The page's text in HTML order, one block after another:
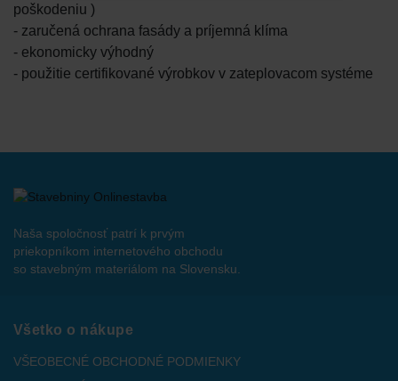
poškodeniu )
- zaručená ochrana fasády a príjemná klíma
- ekonomicky výhodný
- použitie certifikované výrobkov v zateplovacom systéme
Naša spoločnosť patrí k prvým
priekopníkom internetového obchodu
so stavebným materiálom na Slovensku.
Všetko o nákupe
VŠEOBECNÉ OBCHODNÉ PODMIENKY